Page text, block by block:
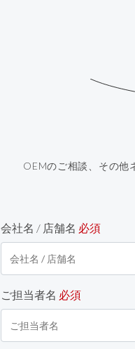
OEMのご相談、その他
会社名 / 店舗名 必須
ご担当者名 必須